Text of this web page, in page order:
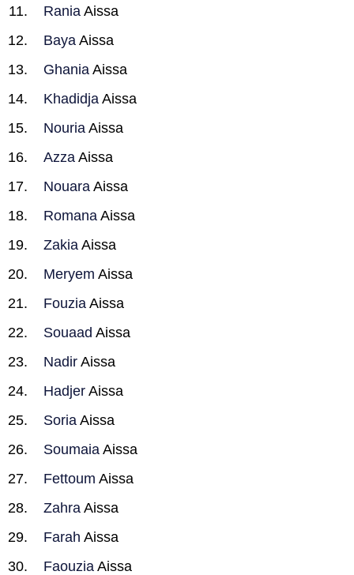
Rania Aissa
Baya Aissa
Ghania Aissa
Khadidja Aissa
Nouria Aissa
Azza Aissa
Nouara Aissa
Romana Aissa
Zakia Aissa
Meryem Aissa
Fouzia Aissa
Souaad Aissa
Nadir Aissa
Hadjer Aissa
Soria Aissa
Soumaia Aissa
Fettoum Aissa
Zahra Aissa
Farah Aissa
Faouzia Aissa